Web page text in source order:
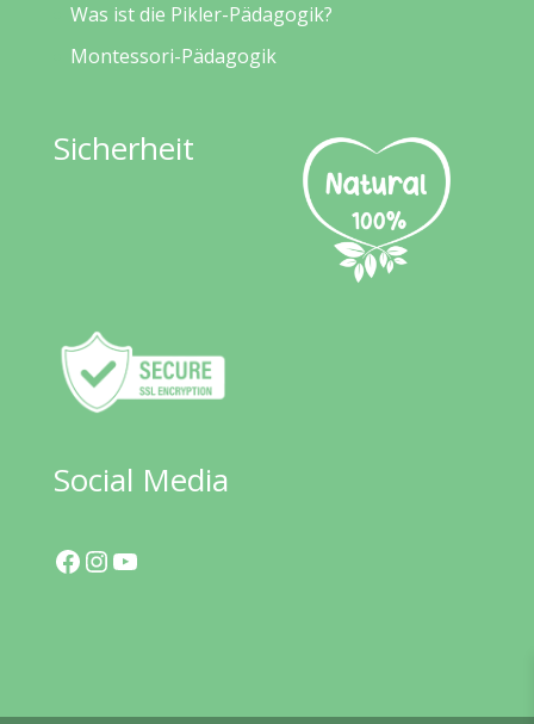
Was ist die Pikler-Pädagogik?
Montessori-Pädagogik
Sicherheit
Social Media
Facebook
Instagram
YouTube